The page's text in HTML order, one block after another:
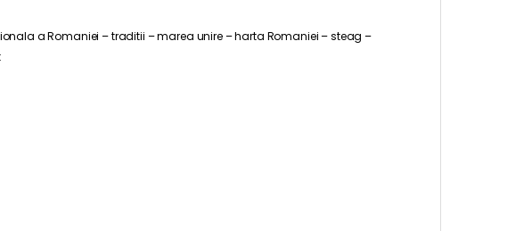
a Romaniei – traditii – marea unire – harta Romaniei – steag –